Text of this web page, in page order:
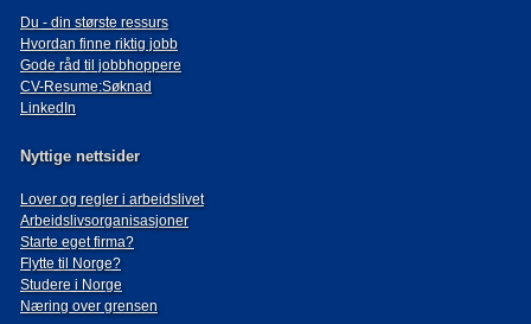
Du - din største ressurs
Hvordan finne riktig jobb
Gode råd til jobbhoppere
CV-Resume:Søknad
LinkedIn
Nyttige nettsider
Lover og regler i arbeidslivet
Arbeidslivsorganisasjoner
Starte eget firma?
Flytte til Norge?
Studere i Norge
Næring over grensen